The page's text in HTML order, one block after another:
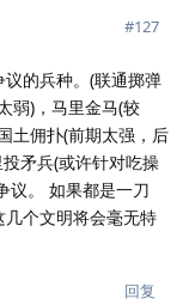
#127
的兵种。(联通掷弹
弱)，马里金马(较
土佣扑(前期太强，后
矛兵(或许针对吃操
议。 如果都是一刀
个文明将会毫无特
回复